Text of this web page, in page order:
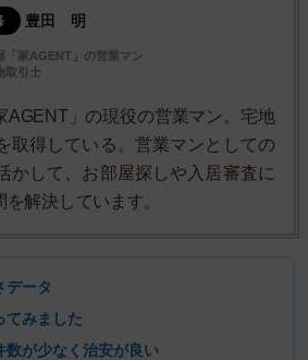
豊田 明
「家AGENT」の営業マン
取引士
AGENT」の現役の営業マン。宅地
取得している。営業マンとしての
かして、お部屋探しや入居審査に
解決しています。
データ
てみました
数が少なく治安が良い